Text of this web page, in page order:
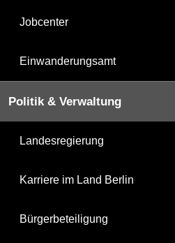
Jobcenter
Einwanderungsamt
Politik & Verwaltung
Landesregierung
Karriere im Land Berlin
Bürgerbeteiligung